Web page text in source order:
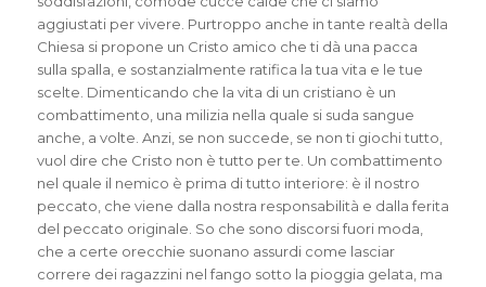
aggiustati per vivere. Purtroppo anche in tante realtà della
Chiesa si propone un Cristo amico che ti dà una pacca
sulla spalla, e sostanzialmente ratifica la tua vita e le tue
scelte. Dimenticando che la vita di un cristiano è un
combattimento, una milizia nella quale si suda sangue
anche, a volte. Anzi, se non succede, se non ti giochi tutto,
vuol dire che Cristo non è tutto per te. Un combattimento
nel quale il nemico è prima di tutto interiore: è il nostro
peccato, che viene dalla nostra responsabilità e dalla ferita
del peccato originale. So che sono discorsi fuori moda,
che a certe orecchie suonano assurdi come lasciar
correre dei ragazzini nel fango sotto la pioggia gelata, ma